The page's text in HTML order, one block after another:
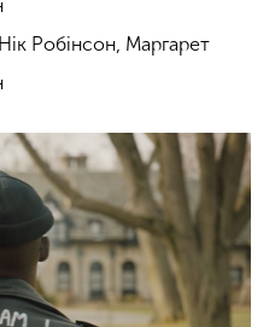
Робінсон, Маргарет